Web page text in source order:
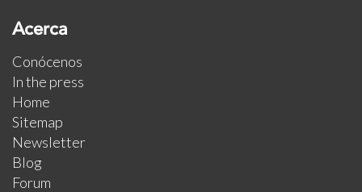
Acerca
Conócenos
In the press
Home
Sitemap
Newsletter
Blog
Forum